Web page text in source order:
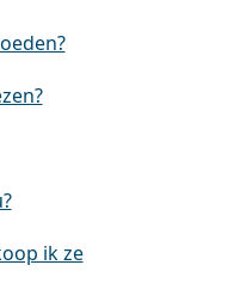
ik ze